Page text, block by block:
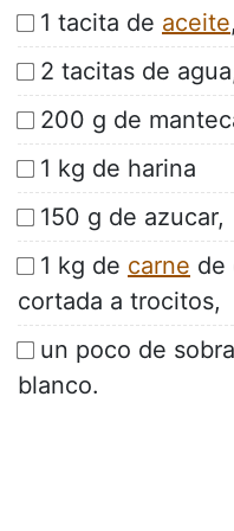
1 tacita de aceite,
2 tacitas de
200 g de
1 kg de harina
150 g de azucar,
1 kg de carne de
cortada a trocitos,
un poco de
blanco.